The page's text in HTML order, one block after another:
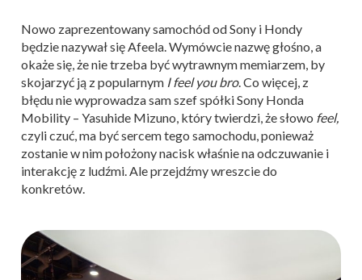
Nowo zaprezentowany samochód od Sony i Hondy
będzie nazywał się Afeela. Wymówcie nazwę głośno, a
okaże się, że nie trzeba być wytrawnym memiarzem, by
skojarzyć ją z popularnym I feel you bro. Co więcej, z
błędu nie wyprowadza sam szef spółki Sony Honda
Mobility – Yasuhide Mizuno, który twierdzi, że słowo feel,
czyli czuć, ma być sercem tego samochodu, ponieważ
zostanie w nim położony nacisk właśnie na odczuwanie i
interakcję z ludźmi. Ale przejdźmy wreszcie do
konkretów.